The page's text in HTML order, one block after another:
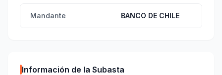
Mandante BANCO DE CHILE
Información de la Subasta